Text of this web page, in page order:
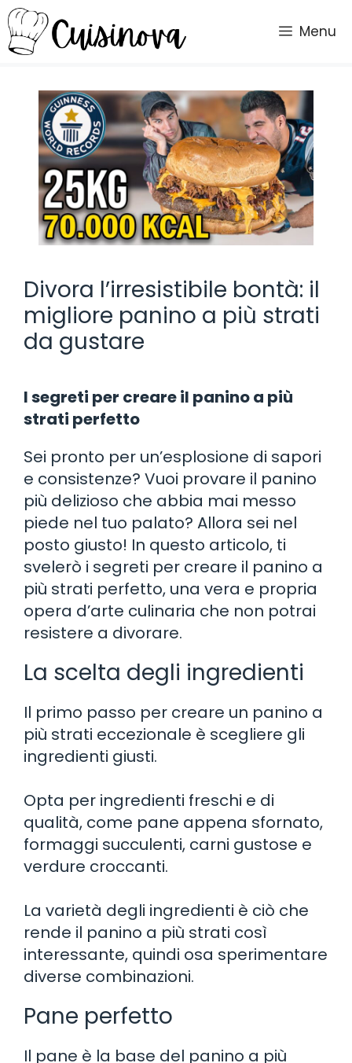
Vai
al
contenuto
Menu
Divora l’irresistibile bontà: il
migliore panino a più strati
da gustare
I segreti per creare il panino a più
strati perfetto
Sei pronto per un’esplosione di sapori
e consistenze? Vuoi provare il panino
più delizioso che abbia mai messo
piede nel tuo palato? Allora sei nel
posto giusto! In questo articolo, ti
svelerò i segreti per creare il panino a
più strati perfetto, una vera e propria
opera d’arte culinaria che non potrai
resistere a divorare.
La scelta degli ingredienti
Il primo passo per creare un panino a
più strati eccezionale è scegliere gli
ingredienti giusti.
Opta per ingredienti freschi e di
qualità, come pane appena sfornato,
formaggi succulenti, carni gustose e
verdure croccanti.
La varietà degli ingredienti è ciò che
rende il panino a più strati così
interessante, quindi osa sperimentare
diverse combinazioni.
Pane perfetto
Il pane è la base del panino a più